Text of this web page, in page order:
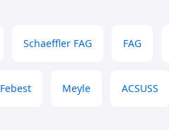
Schaeffler FAG FAG
Febest Meyle ACSUSS